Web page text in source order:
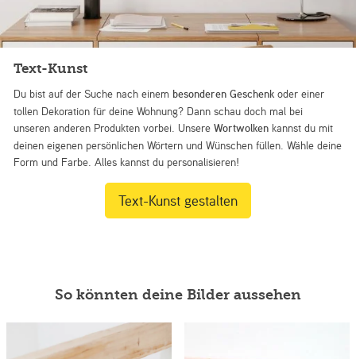
Text-Kunst
Du bist auf der Suche nach einem besonderen Geschenk oder einer
tollen Dekoration für deine Wohnung? Dann schau doch mal bei
unseren anderen Produkten vorbei. UnsereWortwolken kannst du mit
deinen eigenen persönlichen Wörtern und Wünschen füllen. Wähle deine
Form und Farbe. Alles kannst du personalisieren!
Text-Kunst gestalten
So könnten deine Bilder aussehen